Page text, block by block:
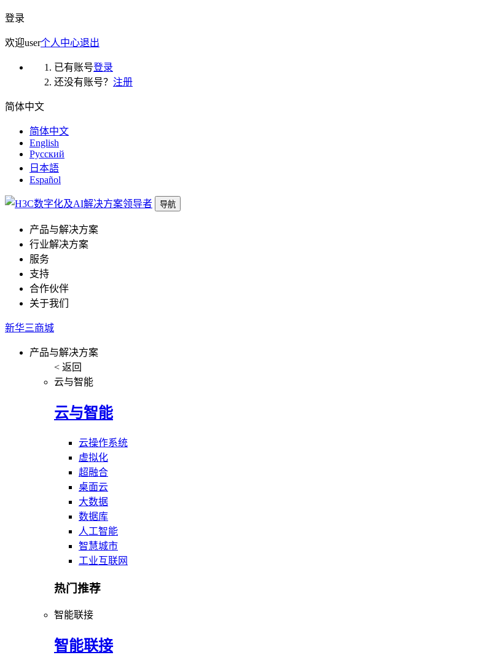
登录
欢迎user个人中心退出
已有账号登录
还没有账号？ 注册
简体中文
简体中文
English
Русский
日本語
Español
导航
产品与解决方案
行业解决方案
服务
支持
合作伙伴
关于我们
新华三商城
产品与解决方案
< 返回
云与智能
云与智能
云操作系统
虚拟化
超融合
桌面云
大数据
数据库
人工智能
智慧城市
工业互联网
热门推荐
智能联接
智能联接